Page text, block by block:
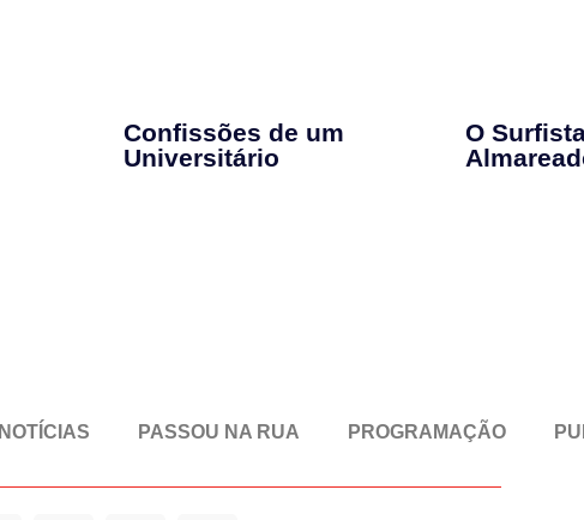
Confissões de um
Universitário
O
NOTÍCIAS PASSOU NA RUA PROGRAMAÇÃO